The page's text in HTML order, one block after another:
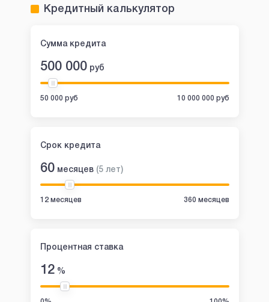
Кредитный калькулятор
Сумма кредита
500 000 руб
50 000 руб 10 000 000 руб
Срок кредита
60 месяцев (5 лет)
12 месяцев 360 месяцев
Процентная ставка
12%